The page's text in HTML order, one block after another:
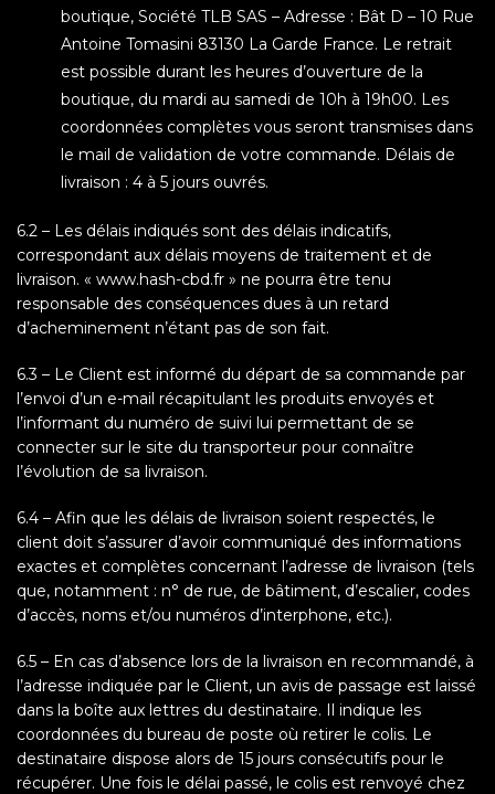
boutique, Société TLB SAS – Adresse : Bât D – 10 Rue
Antoine Tomasini 83130 La Garde France. Le retrait
est possible durant les heures d’ouverture de la
boutique, du mardi au samedi de 10h à 19h00. Les
coordonnées complètes vous seront transmises dans
le mail de validation de votre commande. Délais de
livraison : 4 à 5 jours ouvrés.
6.2 – Les délais indiqués sont des délais indicatifs,
correspondant aux délais moyens de traitement et de
livraison. « www.hash-cbd.fr » ne pourra être tenu
responsable des conséquences dues à un retard
d’acheminement n’étant pas de son fait.
6.3 – Le Client est informé du départ de sa commande par
l’envoi d’un e-mail récapitulant les produits envoyés et
l’informant du numéro de suivi lui permettant de se
connecter sur le site du transporteur pour connaître
l’évolution de sa livraison.
6.4 – Afin que les délais de livraison soient respectés, le
client doit s’assurer d’avoir communiqué des informations
exactes et complètes concernant l’adresse de livraison (tels
que, notamment : n° de rue, de bâtiment, d’escalier, codes
d’accès, noms et/ou numéros d’interphone, etc.).
6.5 – En cas d’absence lors de la livraison en recommandé, à
l’adresse indiquée par le Client, un avis de passage est laissé
dans la boîte aux lettres du destinataire. Il indique les
coordonnées du bureau de poste où retirer le colis. Le
destinataire dispose alors de 15 jours consécutifs pour le
récupérer. Une fois le délai passé, le colis est renvoyé chez